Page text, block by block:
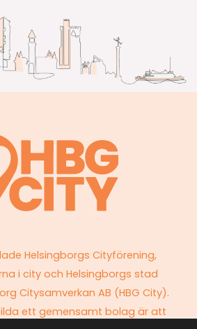
Helsingborgs Cityförening,
i city och Helsingborgs stad
Citysamverkan AB (HBG City).
ett gemensamt bolag är att